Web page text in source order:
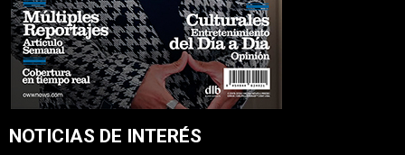
NOTICIAS DE INTERÉS